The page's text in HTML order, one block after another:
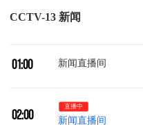
CCTV-13 新闻
22:00 朝闻天下
01:00 新闻直播间
02:00
直播中
新闻直播间